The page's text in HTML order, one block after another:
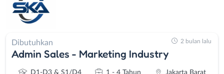
Dibutuhkan
Admin Sales - Marketing Industry
D1-D3 & S1/D4 1 - 4 Tahun Jakarta Barat
2 bulan lalu